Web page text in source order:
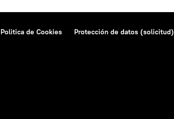
Politica de Cookies Protección de datos (solicitud)